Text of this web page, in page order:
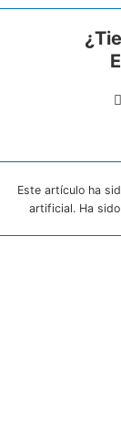
Este artículo ha
artificial. Ha